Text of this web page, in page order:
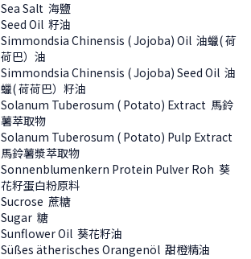
Sea Salt 海鹽
Seed Oil 籽油
Simmondsia Chinensis ( Jojoba) Oil 油蠟( 荷
荷巴）油
Simmondsia Chinensis ( Jojoba) Seed Oil 油
蠟( 荷荷巴）籽油
Solanum Tuberosum ( Potato) Extract 馬鈴
薯萃取物
Solanum Tuberosum ( Potato) Pulp Extract
馬鈴薯漿萃取物
Sonnenblumenkern Protein Pulver Roh 葵
花籽蛋白粉原料
Sucrose 蔗糖
Sugar 糖
Sunflower Oil 葵花籽油
Süßes ätherisches Orangenöl 甜橙精油